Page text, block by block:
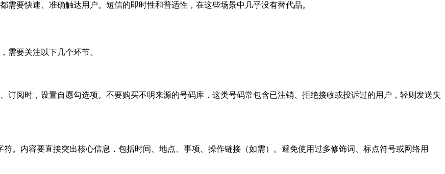
要快速、准确触达用户。短信的即时性和普适性，在这些场景中几乎没有替代品。
需要关注以下几个环节。
订阅时，设置自愿勾选项。不要购买不明来源的号码库，这类号码常包含已注销、拒绝接收或投诉过的用户，轻则发送失
。内容要直接突出核心信息，包括时间、地点、事项、操作链接（如需）。避免使用过多修饰词、标点符号或网络用